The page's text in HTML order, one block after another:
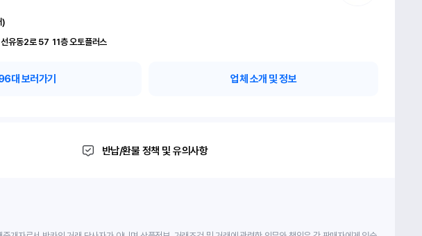
)
서울 영등포구 선유동2로 57	11층 오토플러스
대 보러가기 업체 소개 및 정보
반납/환불 정책 및 유의사항